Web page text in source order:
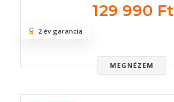
129 990 Ft
MEGNÉZEM
2 év garancia